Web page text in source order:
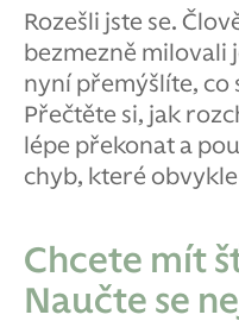
Rozešli jste se.
bezmezně milovali
nyní přemýšlíte, co
Přečtěte si, jak
lépe překonat a
chyb, které
Chcete mít
Naučte se